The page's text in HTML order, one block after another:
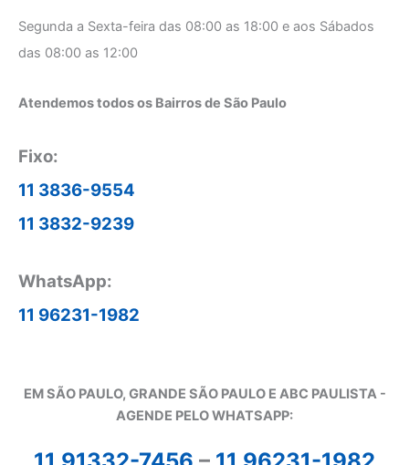
Segunda a Sexta-feira das 08:00 as 18:00 e aos Sábados
das 08:00 as 12:00
Atendemos todos os Bairros de São Paulo
Fixo:
11 3836-9554
11 3832-9239
WhatsApp:
11 96231-1982
EM SÃO PAULO, GRANDE SÃO PAULO E ABC PAULISTA -
AGENDE PELO WHATSAPP: